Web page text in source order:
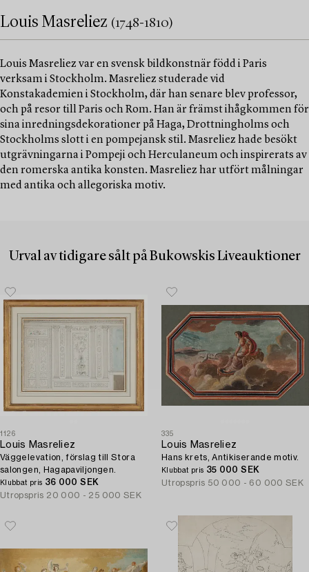
Louis Masreliez (1748-1810)
Louis Masreliez var en svensk bildkonstnär född i Paris
verksam i Stockholm. Masreliez studerade vid
Konstakademien i Stockholm, där han senare blev professor,
och på resor till Paris och Rom. Han är främst ihågkommen för
sina inredningsdekorationer på Haga, Drottningholms och
Stockholms slott i en pompejansk stil. Masreliez hade besökt
utgrävningarna i Pompeji och Herculaneum och inspirerats av
den romerska antika konsten. Masreliez har utfört målningar
med antika och allegoriska motiv.
Urval av tidigare sålt på Bukowskis Liveauktioner
1126
Louis Masreliez
Väggelevation, förslag till Stora
salongen, Hagapaviljongen.
Klubbat pris 36 000 SEK
Utropspris 20 000 - 25 000 SEK
335
Louis Masreliez
Hans krets, Antikiserande motiv.
Klubbat pris 35 000 SEK
Utropspris 50 000 - 60 000 SEK